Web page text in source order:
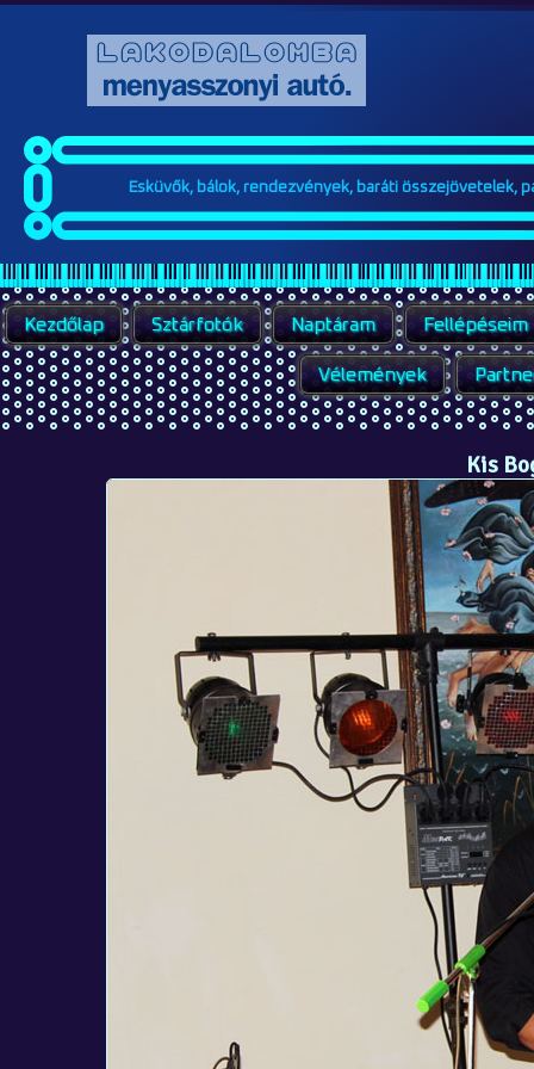
Esküvők, bálok, rendezvények, baráti összejövetelek,
Kezdőlap Sztárfotók Naptáram Fellépéseim
Vélemények
Kis